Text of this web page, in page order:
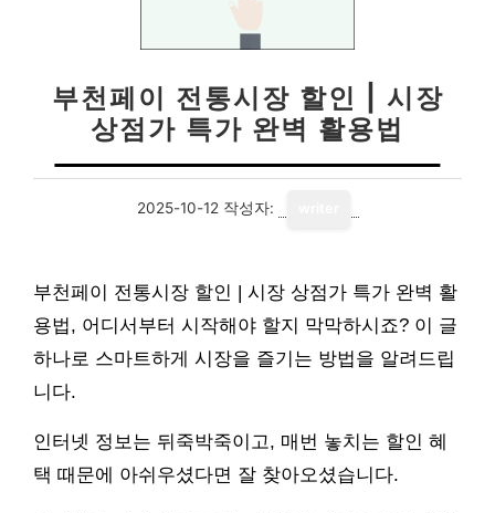
부천페이 전통시장 할인 | 시장
상점가 특가 완벽 활용법
2025-10-12 작성자:
부천페이 전통시장 할인 | 시장 상점가 특가 완벽 활
용법, 어디서부터 시작해야 할지 막막하시죠? 이 글
하나로 스마트하게 시장을 즐기는 방법을 알려드립
니다.
인터넷 정보는 뒤죽박죽이고, 매번 놓치는 할인 혜
택 때문에 아쉬우셨다면 잘 찾아오셨습니다.